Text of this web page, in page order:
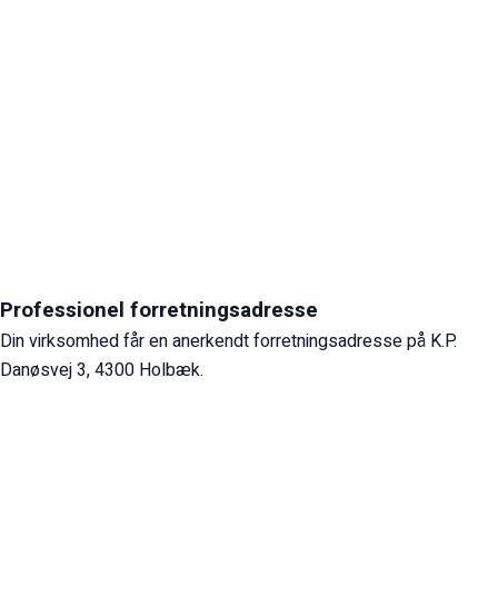
Professionel forretningsadresse
Din virksomhed får en anerkendt forretningsadresse på K.P.
Danøsvej 3, 4300 Holbæk.